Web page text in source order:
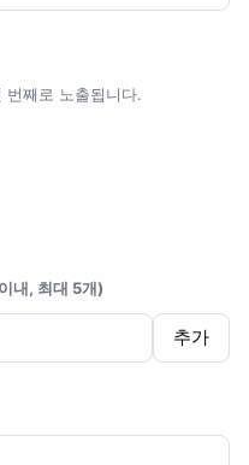
째로 노출됩니다.
내, 최대 5개)
추가